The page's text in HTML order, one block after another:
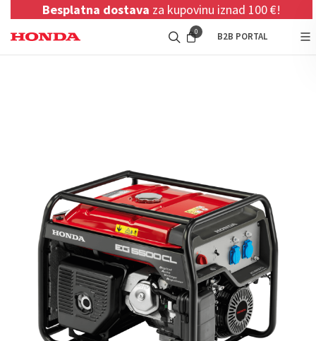
Besplatna dostava za kupovinu iznad 100 €!
0 B2B PORTAL